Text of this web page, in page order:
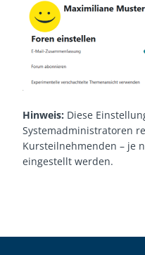
Hinweis: Diese
Systemadministratoren
Kursteilnehmenden – je
eingestellt werden.